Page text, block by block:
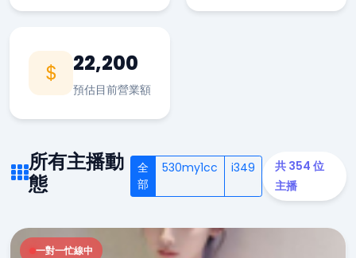
22,200
預估目前營業額
所有主播動
態
全
部
530my1cc i349
共 354 位
主播
一對一忙線中